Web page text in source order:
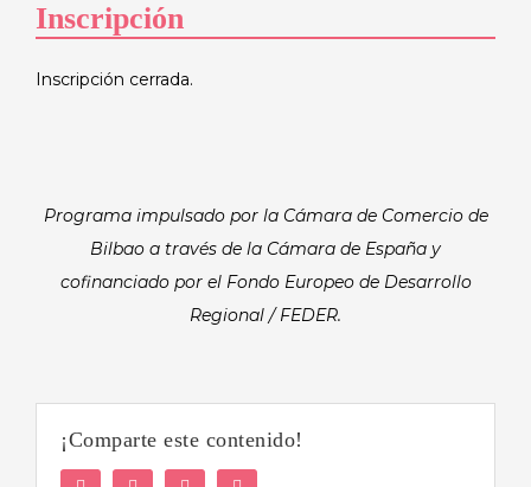
Inscripción
Inscripción cerrada.
Programa impulsado por la Cámara de Comercio de
Bilbao a través de la Cámara de España y
cofinanciado por el Fondo Europeo de Desarrollo
Regional / FEDER.
¡Comparte este contenido!